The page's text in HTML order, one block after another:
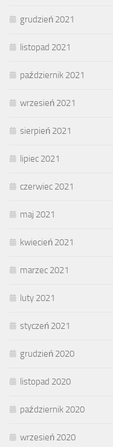
grudzień 2021
listopad 2021
październik 2021
wrzesień 2021
sierpień 2021
lipiec 2021
czerwiec 2021
maj 2021
kwiecień 2021
marzec 2021
luty 2021
styczeń 2021
grudzień 2020
listopad 2020
październik 2020
wrzesień 2020